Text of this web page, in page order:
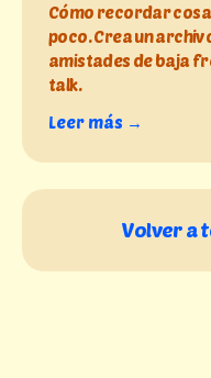
Cómo recordar
poco. Crea un
amistades de baja
talk.
Leer más →
Volver a